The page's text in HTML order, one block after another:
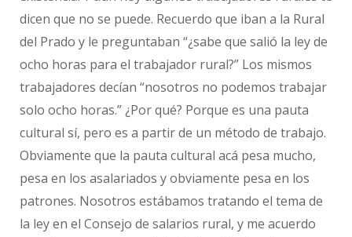
dicen que no se puede. Recuerdo que iban a la Rural
del Prado y le preguntaban “¿sabe que salió la ley de
ocho horas para el trabajador rural?” Los mismos
trabajadores decían “nosotros no podemos trabajar
solo ocho horas.” ¿Por qué? Porque es una pauta
cultural sí, pero es a partir de un método de trabajo.
Obviamente que la pauta cultural acá pesa mucho,
pesa en los asalariados y obviamente pesa en los
patrones. Nosotros estábamos tratando el tema de
la ley en el Consejo de salarios rural, y me acuerdo